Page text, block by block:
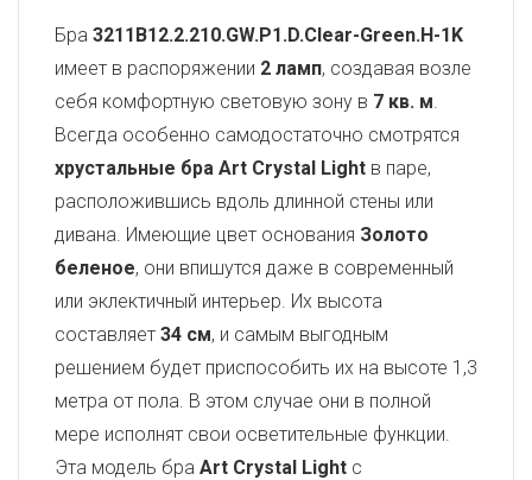
Бра 3211B12.2.210.GW.P1.D.Clear-Green.H-1K
имеет в распоряжении 2 ламп, создавая возле
себя комфортную световую зону в 7 кв. м.
Всегда особенно самодостаточно смотрятся
хрустальные бра Art Crystal Light в паре,
расположившись вдоль длинной стены или
дивана. Имеющие цвет основания Золото
беленое, они впишутся даже в современный
или эклектичный интерьер. Их высота
составляет 34 см, и самым выгодным
решением будет приспособить их на высоте 1,3
метра от пола. В этом случае они в полной
мере исполнят свои осветительные функции.
Эта модель бра Art Crystal Light с